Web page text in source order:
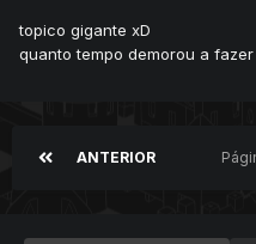
topico gigante xD
quanto tempo demorou a fazer
ANTERIOR